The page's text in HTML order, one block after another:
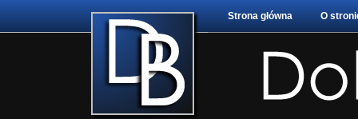
Strona główna O